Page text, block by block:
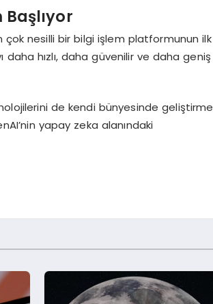
çok nesilli bir bilgi işlem platformunun ilk
daha hızlı, daha güvenilir ve daha geniş
de kendi bünyesinde geliştirme
yapay zeka alanındaki